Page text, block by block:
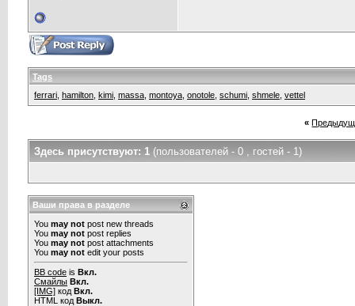
Tags
ferrari hamilton kimi massa montoya onotole schumi shmele vettel
«
Здесь присутствуют: 1 (пользователей - 0 , гостей - 1)
Ваши права в разделе
You may not post new threads
You may not post replies
You may not post attachments
You may not edit your posts
BB code is Вкл.
Смайлы Вкл.
[IMG] код Вкл.
HTML код Выкл.